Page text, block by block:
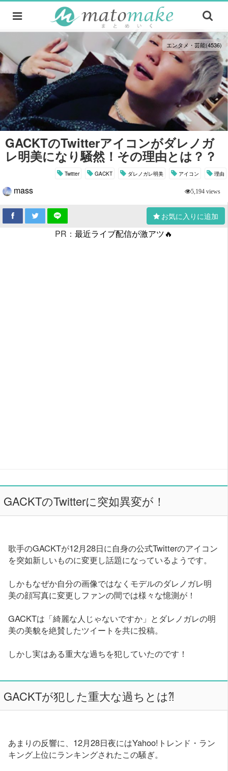
エンタメ・芸能(4536)
GACKTのTwitterアイコンがダレノガ
レ明美になり騒然！その理由とは？？
Twitter GACKT ダレノガレ明美 アイコン 理由
mass 5,194 views
お気に入りに追加
PR： 最近ライブ配信が激アツ🔥
GACKTのTwitterに突如異変が！
歌手のGACKTが12月28日に自身の公式Twitterのアイコン
を突如新しいものに変更し話題になっているようです。
しかもなぜか自分の画像ではなくモデルのダレノガレ明
美の顔写真に変更しファンの間では様々な憶測が！
GACKTは「綺麗な人じゃないですか」とダレノガレの明
美の美貌を絶賛したツイートを共に投稿。
しかし実はある重大な過ちを犯していたのです！
GACKTが犯した重大な過ちとは⁈
あまりの反響に、12月28日夜にはYahoo!トレンド・ラン
キング上位にランキングされたこの騒ぎ。